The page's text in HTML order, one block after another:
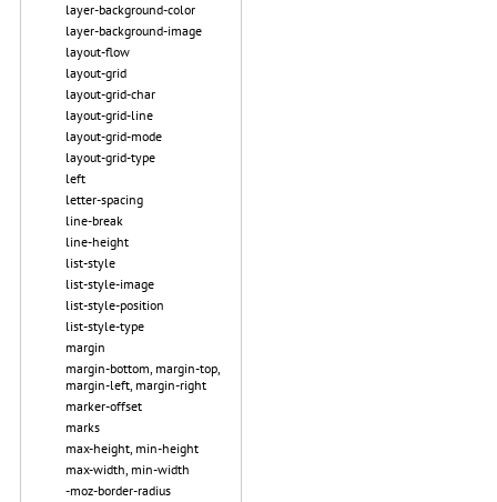
layer-background-color
layer-background-image
layout-flow
layout-grid
layout-grid-char
layout-grid-line
layout-grid-mode
layout-grid-type
left
letter-spacing
line-break
line-height
list-style
list-style-image
list-style-position
list-style-type
margin
margin-bottom, margin-top,
margin-left, margin-right
marker-offset
marks
max-height, min-height
max-width, min-width
-moz-border-radius